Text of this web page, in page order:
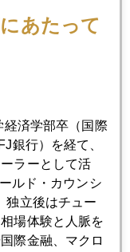
あたって
経済学部卒（国際
銀行）を経て、
ラーとして活
ルド・カウンシ
独立後はチュー
場体験と人脈を
際金融、マクロ